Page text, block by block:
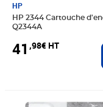
HP
HP 2344 Cartouche
Q2344A
41 ,98€ HT